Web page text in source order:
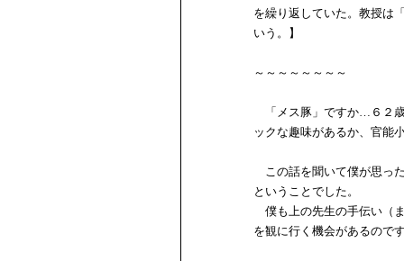
を繰り返していた。教授は
いう。】
～～～～～～～～
「メス豚」ですか…６２歳
ックな趣味があるか、官能
この話を聞いて僕が思っ
ということでした。
僕も上の先生の手伝い（
を観に行く機会があるので